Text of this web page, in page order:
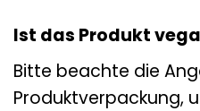
Ist das Produkt
Bitte beachte die
Produktverpackung,